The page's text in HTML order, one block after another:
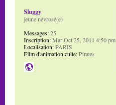
Sluggy
jeune névrosé(e)
Messages:25
Inscription:Mar Oct 25, 2011 4:50 pm
Localisation:PARIS
Film d'animation culte:Pirates